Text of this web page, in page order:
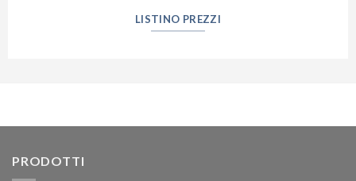
LISTINO PREZZI
PRODOTTI